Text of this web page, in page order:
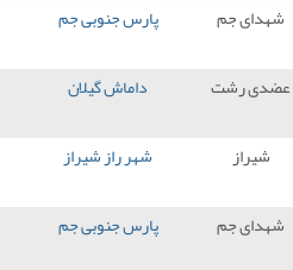
2 - 1 شهرداری نوشهر
1 - 1 پارس جنوبی جم
1 - 0 پارس جنوبی جم
1 - 0 نفت و گاز گچساران